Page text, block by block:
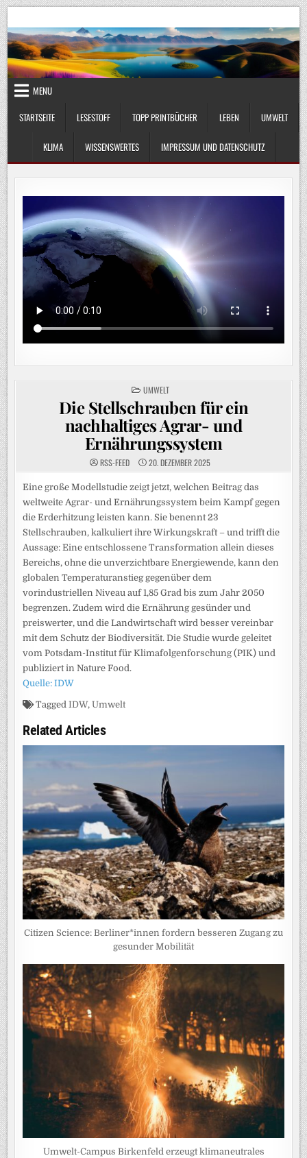
Skip
to
content
UmweltKlima.com
MENU
STARTSEITE
LESESTOFF TOPP PRINTBÜCHER LEBEN UMWELT
KLIMA WISSENSWERTES IMPRESSUM UND DATENSCHUTZ
POSTED
IN
UMWELT
Die Stellschrauben für ein
nachhaltiges Agrar- und
Ernährungssystem
RSS-FEED 20. DEZEMBER 2025
Eine große Modellstudie zeigt jetzt, welchen Beitrag das
weltweite Agrar- und Ernährungssystem beim Kampf gegen
die Erderhitzung leisten kann. Sie benennt 23
Stellschrauben, kalkuliert ihre Wirkungskraft – und trifft die
Aussage: Eine entschlossene Transformation allein dieses
Bereichs, ohne die unverzichtbare Energiewende, kann den
globalen Temperaturanstieg gegenüber dem
vorindustriellen Niveau auf 1,85 Grad bis zum Jahr 2050
begrenzen. Zudem wird die Ernährung gesünder und
preiswerter, und die Landwirtschaft wird besser vereinbar
mit dem Schutz der Biodiversität. Die Studie wurde geleitet
vom Potsdam-Institut für Klimafolgenforschung (PIK) und
publiziert in Nature Food.
Quelle: IDW
TaggedIDW,Umwelt
Related Articles
Citizen Science: Berliner*innen fordern besseren Zugang zu
gesunder Mobilität
Umwelt-Campus Birkenfeld erzeugt klimaneutrales